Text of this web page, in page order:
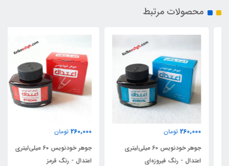
محصولات مرتبط
260,000 تومان
جوهر خودنویس 60 میلی‌لیتری
اعتدال - رنگ فیروزه‌ای
260,000 تومان
جوهر خودنویس 60 میلی‌لیتری
اعتدال - رنگ قرمز